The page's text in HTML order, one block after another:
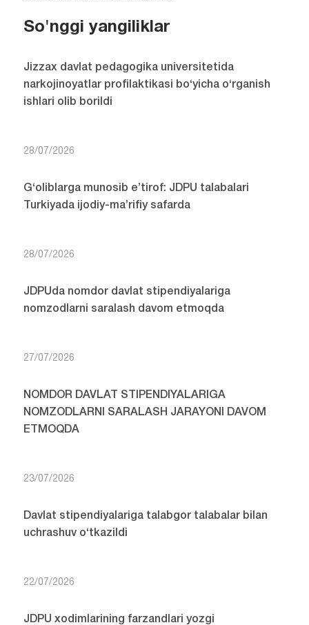
So'nggi yangiliklar
Jizzax davlat pedagogika universitetida
narkojinoyatlar profilaktikasi bo‘yicha o‘rganish
ishlari olib borildi
28/07/2026
G‘oliblarga munosib e’tirof: JDPU talabalari
Turkiyada ijodiy-ma’rifiy safarda
28/07/2026
JDPUda nomdor davlat stipendiyalariga
nomzodlarni saralash davom etmoqda
27/07/2026
NOMDOR DAVLAT STIPENDIYALARIGA
NOMZODLARNI SARALASH JARAYONI DAVOM
ETMOQDA
23/07/2026
Davlat stipendiyalariga talabgor talabalar bilan
uchrashuv o‘tkazildi
22/07/2026
JDPU xodimlarining farzandlari yozgi